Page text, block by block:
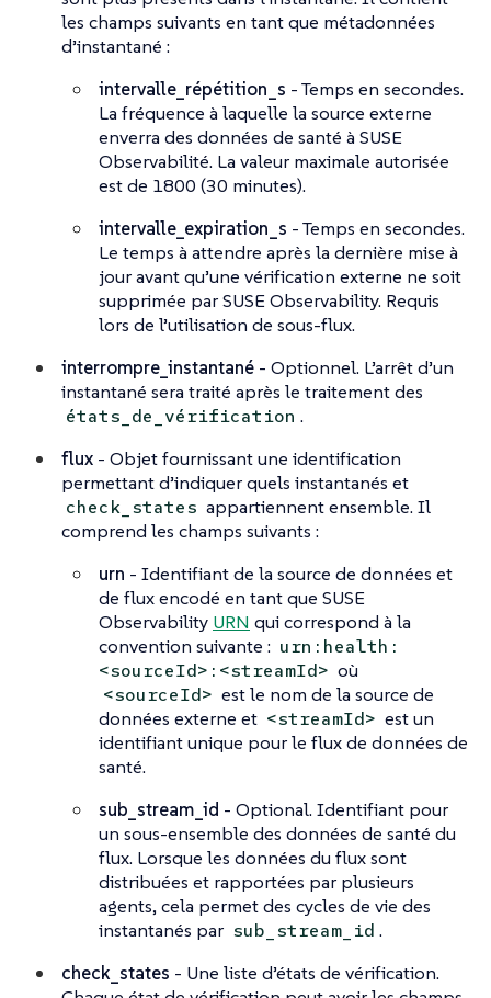
les champs suivants en tant que métadonnées
d’instantané :
intervalle_répétition_s - Temps en secondes.
La fréquence à laquelle la source externe
enverra des données de santé à SUSE
Observabilité. La valeur maximale autorisée
est de 1800 (30 minutes).
intervalle_expiration_s - Temps en secondes.
Le temps à attendre après la dernière mise à
jour avant qu’une vérification externe ne soit
supprimée par SUSE Observability. Requis
lors de l’utilisation de sous-flux.
interrompre_instantané - Optionnel. L’arrêt d’un
instantané sera traité après le traitement des
états_de_vérification .
flux - Objet fournissant une identification
permettant d’indiquer quels instantanés et
check_states appartiennent ensemble. Il
comprend les champs suivants :
urn - Identifiant de la source de données et
de flux encodé en tant que SUSE
Observability URN qui correspond à la
convention suivante : urn:health:
<sourceId>:<streamId> où
<sourceId> est le nom de la source de
données externe et <streamId> est un
identifiant unique pour le flux de données de
santé.
sub_stream_id - Optional. Identifiant pour
un sous-ensemble des données de santé du
flux. Lorsque les données du flux sont
distribuées et rapportées par plusieurs
agents, cela permet des cycles de vie des
instantanés par sub_stream_id .
check_states - Une liste d’états de vérification.